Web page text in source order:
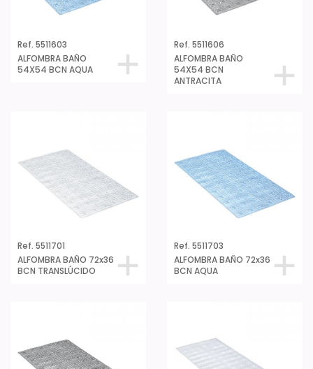
Ref. 5511603
ALFOMBRA BAÑO
54X54 BCN AQUA
Ref. 5511606
ALFOMBRA BAÑO
54X54 BCN
ANTRACITA
Ref. 5511701
ALFOMBRA BAÑO 72x36
BCN TRANSLÚCIDO
Ref. 5511703
ALFOMBRA BAÑO 72x36
BCN AQUA